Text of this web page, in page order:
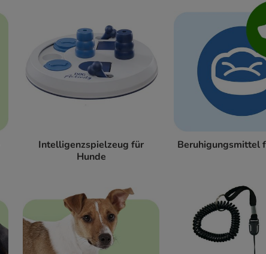
Intelligenzspielzeug für
Hunde
Beruhigungsmittel